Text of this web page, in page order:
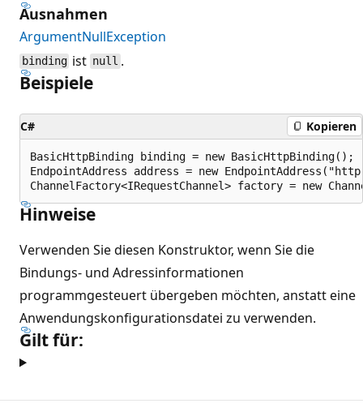
Ausnahmen
ArgumentNullException
binding ist null .
Beispiele
C# Kopieren
BasicHttpBinding binding = new BasicHttpBinding();
EndpointAddress address = new
Hinweise
Verwenden Sie diesen Konstruktor, wenn Sie die
Bindungs- und Adressinformationen
programmgesteuert übergeben möchten, anstatt eine
Anwendungskonfigurationsdatei zu verwenden.
Gilt für: